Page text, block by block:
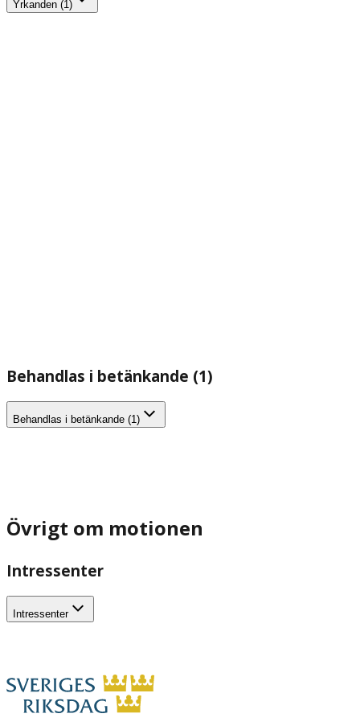
Yrkanden (1)
Behandlas i betänkande (1)
Behandlas i betänkande (1)
Övrigt om motionen
Intressenter
Intressenter